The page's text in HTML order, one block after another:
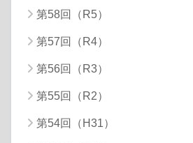
第58回（R5）
第57回（R4）
第56回（R3）
第55回（R2）
第54回（H31）